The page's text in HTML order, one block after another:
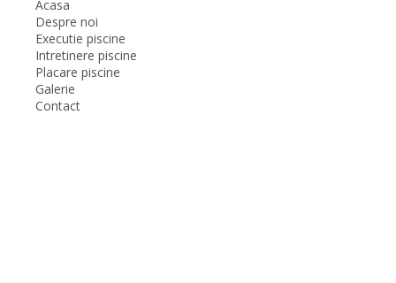
Acasa
Despre noi
Executie piscine
Intretinere piscine
Placare piscine
Galerie
Contact